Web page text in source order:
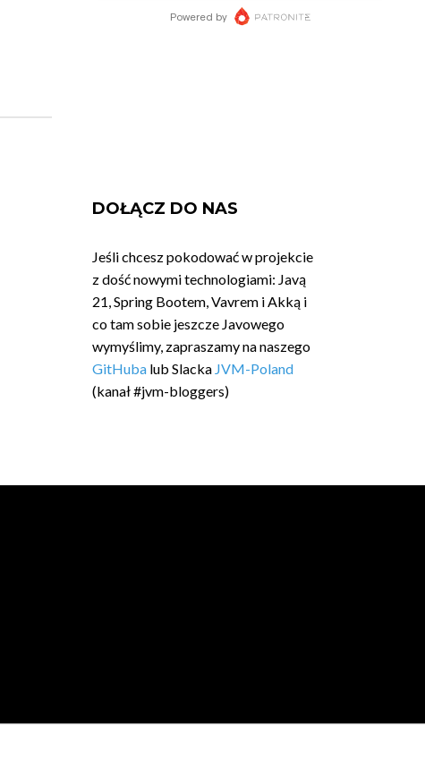
DOŁĄCZ DO NAS
Jeśli chcesz pokodować w projekcie
z dość nowymi technologiami: Javą
21, Spring Bootem, Vavrem i Akką i
co tam sobie jeszcze Javowego
wymyślimy, zapraszamy na naszego
GitHuba lub Slacka JVM-Poland
(kanał #jvm-bloggers)